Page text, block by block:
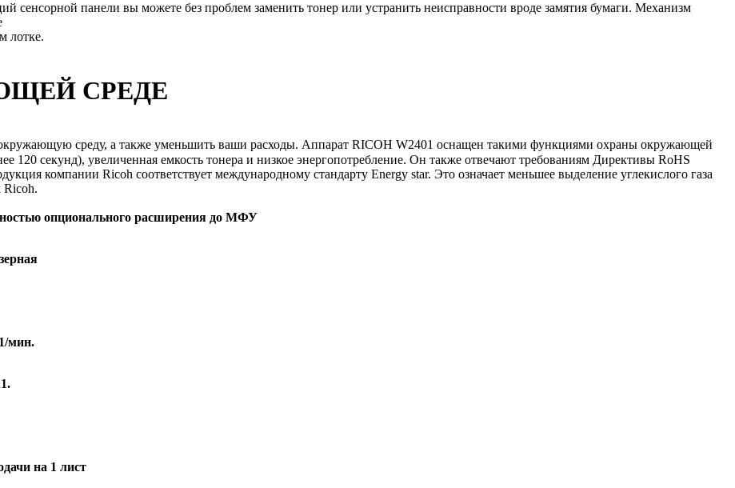
панели вы можете без проблем заменить тонер или устранить неисправности вроде замятия бумаги. Механизм
лотке.
СРЕДЕ
среду, а также уменьшить ваши расходы. Аппарат RICOH W2401 оснащен такими функциями охраны окружающей
120 секунд), увеличенная емкость тонера и низкое энергопотребление. Он также отвечают требованиям Директивы RoHS
компании Ricoh соответствует международному стандарту Energy star. Это означает меньшее выделение углекислого газа
Ricoh.
опционального расширения до МФУ
мин.
на 1 лист